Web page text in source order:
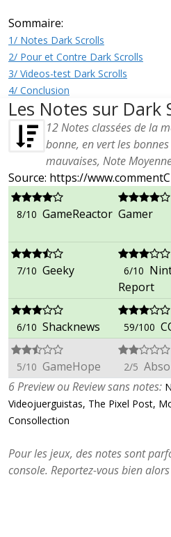
Sommaire:
1/ Notes Dark Scrolls
2/ Pour et Contre Dark Scrolls
3/ Videos-test Dark Scrolls
4/ Conclusion
Les Notes sur Dark
12Notes classées de la
bonne, en vert les
mauvaises, Note
Source: https://
8/10 GameReactor Gamer
7/10 Geeky 6/10
Report
6/10 Shacknews 59/100
5/10 GameHope 2/5
6 Preview ou Review sans notes:
Videojuerguistas, The Pixel Post,
Consollection
Pour les jeux, des notes sont
console. Reportez-vous bien